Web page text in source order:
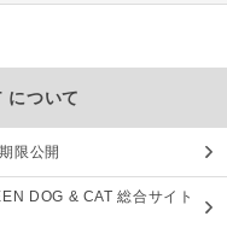
について
限公開
DOG & CAT 総合サイト